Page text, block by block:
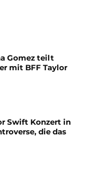
Gomez teilt
mit BFF Taylor
Swift Konzert in
die das